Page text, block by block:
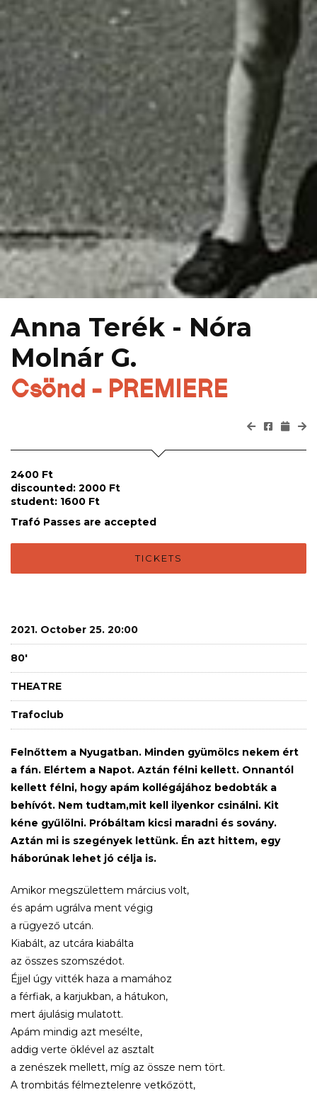
Anna Terék - Nóra
Molnár G.
Csönd - PREMIERE
2400 Ft
discounted: 2000 Ft
student: 1600 Ft
Trafó Passes are accepted
TICKETS
2021. October 25. 20:00
80'
THEATRE
Trafoclub
Felnőttem a Nyugatban. Minden gyümölcs nekem ért
a fán. Elértem a Napot. Aztán félni kellett. Onnantól
kellett félni, hogy apám kollégájához bedobták a
behívót. Nem tudtam,mit kell ilyenkor csinálni. Kit
kéne gyűlölni. Próbáltam kicsi maradni és sovány.
Aztán mi is szegények lettünk. Én azt hittem, egy
háborúnak lehet jó célja is.
Amikor megszülettem március volt,
és apám ugrálva ment végig
a rügyező utcán.
Kiabált, az utcára kiabálta
az összes szomszédot.
Éjjel úgy vitték haza a mamához
a férfiak, a karjukban, a hátukon,
mert ájulásig mulatott.
Apám mindig azt mesélte,
addig verte öklével az asztalt
a zenészek mellett, míg az össze nem tört.
A trombitás félmeztelenre vetkőzött,